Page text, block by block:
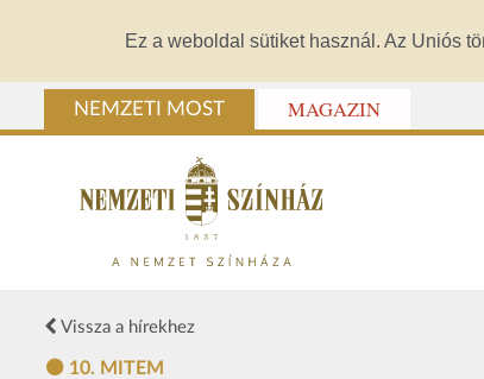
Ez a weboldal sütiket használ. Az Uniós
NEMZETI MOST MAGAZIN
Vissza a hírekhez
10. MITEM